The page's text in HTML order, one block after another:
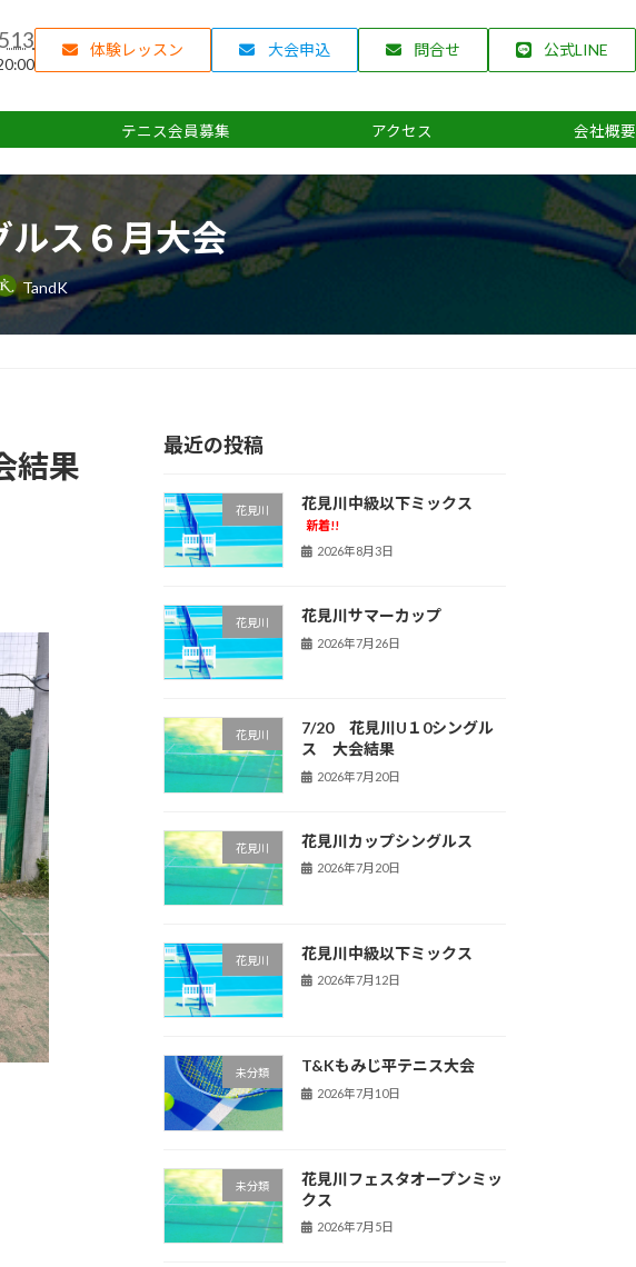
体験レッスン 大会申込 問合せ 公式LINE
テニス会員募集 アクセス 会社概要
ルス６月大会
TandK
結果
最近の投稿
花見川 花見川中級以下ミックス
新着!!
2026年8月3日
花見川 花見川サマーカップ
2026年7月26日
花見川
7/20 花見川U１0シングル
ス 大会結果
2026年7月20日
花見川 花見川カップシングルス
2026年7月20日
花見川 花見川中級以下ミックス
2026年7月12日
未分類 T&Kもみじ平テニス大会
2026年7月10日
未分類
花見川フェスタオープンミッ
クス
2026年7月5日